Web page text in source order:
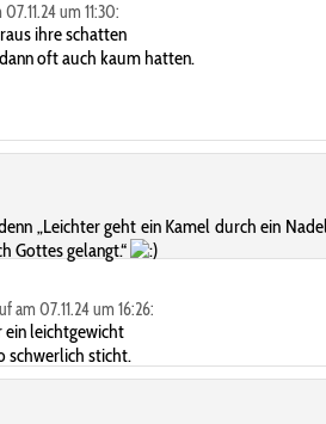
um 11:30:
ihre schatten
oft auch kaum hatten.
„Leichter geht ein Kamel durch ein
Gottes gelangt.“
am 07.11.24 um 16:26:
leichtgewicht
schwerlich sticht.